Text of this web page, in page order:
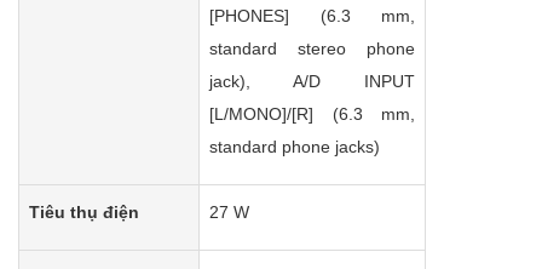
[PHONES] (6.3 mm,
standard stereo phone
jack), A/D INPUT
[L/MONO]/[R] (6.3 mm,
standard phone jacks)
Tiêu thụ điện 27 W